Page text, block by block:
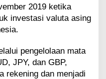
2019 ketika
investasi valuta asing
pengelolaan mata
JPY, dan GBP,
rekening dan menjadi